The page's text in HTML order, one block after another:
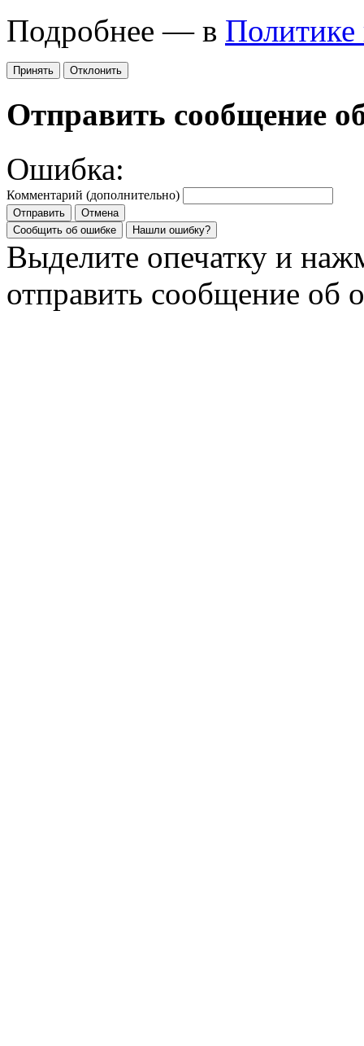
Подробнее — в Политике
Принять Отклонить
Отправить сообщение
Ошибка:
Комментарий (дополнительно)
Отправить
Отмена
Сообщить об ошибке
Нашли ошибку?
Выделите опечатку и
отправить сообщение об